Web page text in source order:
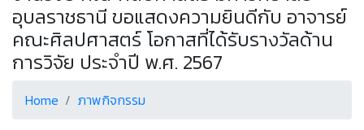
อุบลราชธานี ขอแสดงความยินดีกับ อาจารย์
คณะศิลปศาสตร์ โอกาสที่ได้รับรางวัลด้าน
การวิจัย ประจำปี พ.ศ. 2567
Home ภาพกิจกรรม